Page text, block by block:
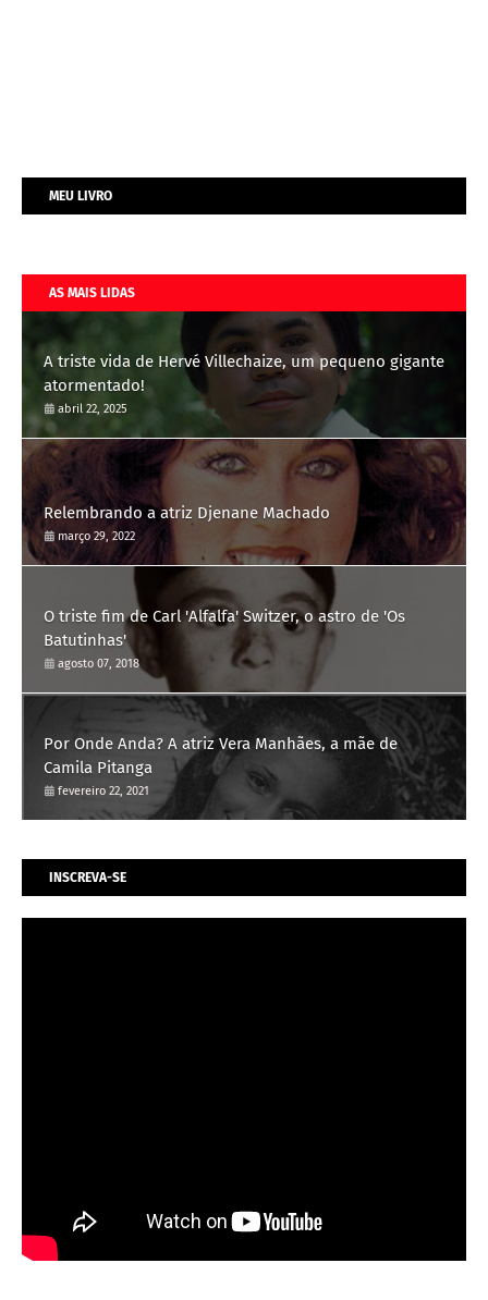
MEU LIVRO
AS MAIS LIDAS
A triste vida de Hervé Villechaize, um pequeno gigante
atormentado!
abril 22, 2025
Relembrando a atriz Djenane Machado
março 29, 2022
O triste fim de Carl 'Alfalfa' Switzer, o astro de 'Os
Batutinhas'
agosto 07, 2018
Por Onde Anda? A atriz Vera Manhães, a mãe de
Camila Pitanga
fevereiro 22, 2021
INSCREVA-SE